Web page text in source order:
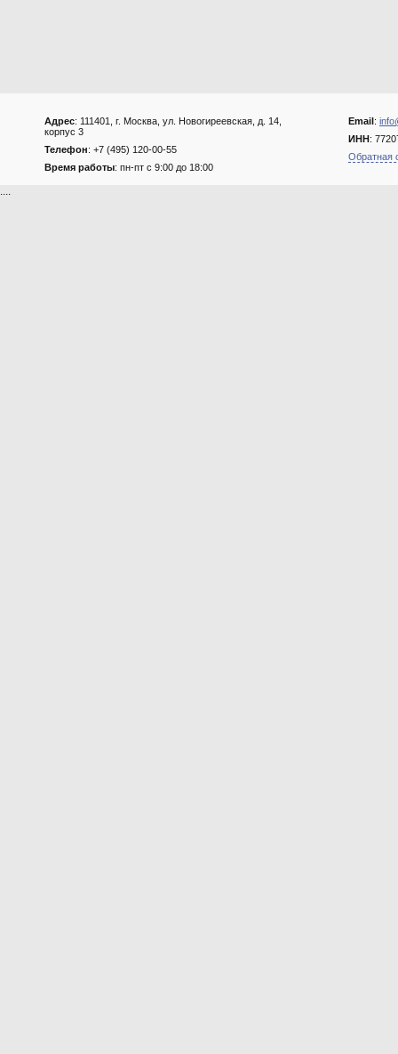
Адрес: 111401, г. Москва, ул. Новогиреевская, д. 14,
корпус 3
Телефон: +7 (495) 120-00-55
Время работы: пн-пт с 9:00 до 18:00
Email:
ИНН:
Обратная
....